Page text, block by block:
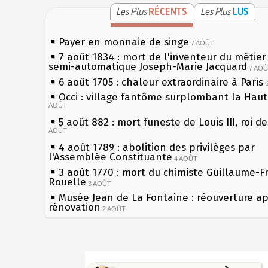
Les PlusRÉCENTS Les Plus LUS
Payer en monnaie de singe 7 AOÛT
7 août 1834 : mort de l'inventeur du
semi-automatique Joseph-Marie Jacquard 7
6 août 1705 : chaleur extraordinaire à Paris
Occi : village fantôme surplombant la
AOÛT
5 août 882 : mort funeste de Louis III, roi
AOÛT
4 août 1789 : abolition des privilèges par
l'Assemblée Constituante 4 AOÛT
3 août 1770 : mort du chimiste Guillaume-
Rouelle 3 AOÛT
Musée Jean de La Fontaine : réouverture
rénovation 2 AOÛT
2 août 1802 : Bonaparte est nommé
les siècles